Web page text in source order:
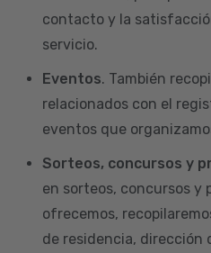
contacto y la
servicio.
Eventos. También
relacionados con el
eventos que
Sorteos, concursos y
en sorteos, concursos y
ofrecemos,
de residencia, dirección